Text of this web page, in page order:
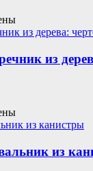
из
из